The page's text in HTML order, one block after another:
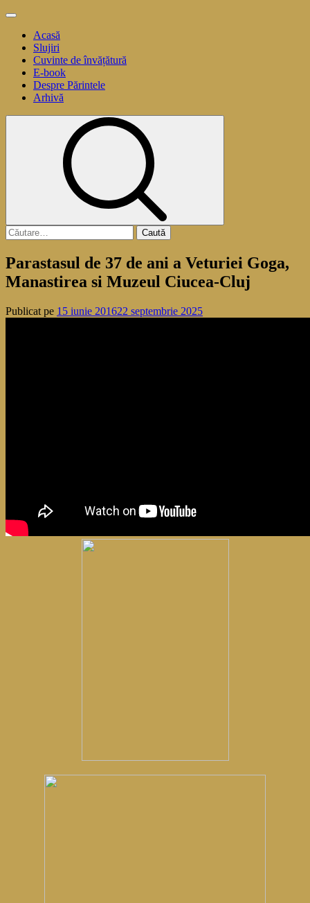
Sari
conținut
Meniu
principalAcasă
Slujiri
Cuvinte de învățătură
E-book
Despre Părintele
Arhivă
Caută
după:
Parastasul de 37 de ani a Veturiei Goga,
Manastirea si Muzeul Ciucea-Cluj
Publicat pe 15 iunie 201622 septembrie 2025